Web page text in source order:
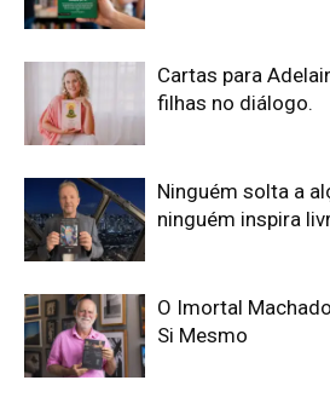
Cartas para
filhas no diálogo.
Ninguém solta a
ninguém inspira
O Imortal
Si Mesmo